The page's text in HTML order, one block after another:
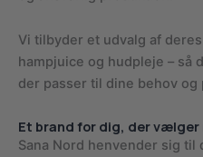
Vi tilbyder et udvalg af
hampjuice og hudpleje – så
der passer til dine behov
Et brand for dig, der
Sana Nord henvender sig til